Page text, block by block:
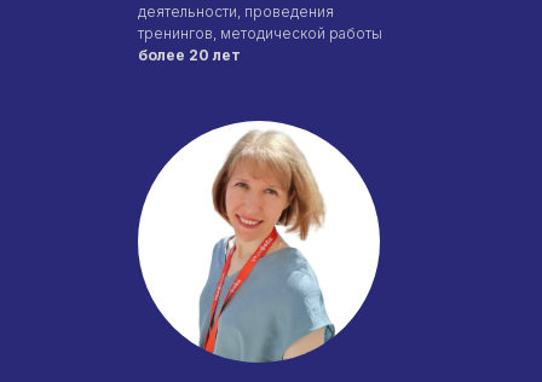
деятельности, проведения
тренингов, методической работы
более 20 лет